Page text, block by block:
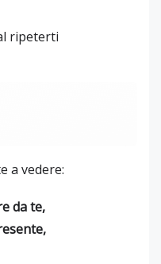
ripeterti
a vedere:
da te,